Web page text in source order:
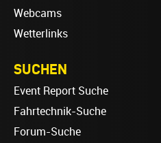
Webcams
Wetterlinks
SUCHEN
Event Report Suche
Fahrtechnik-Suche
Forum-Suche